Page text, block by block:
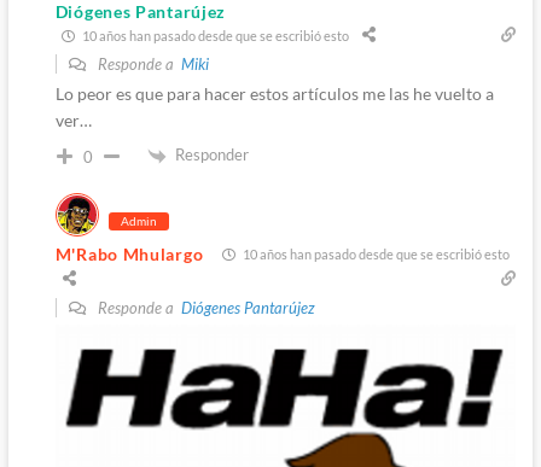
Diógenes Pantarújez
10 años han pasado desde que se escribió esto
Responde a Miki
Lo peor es que para hacer estos artículos me las he vuelto a
ver…
0 Responder
Admin
M'Rabo Mhulargo 10 años han pasado desde que se escribió esto
Responde a Diógenes Pantarújez